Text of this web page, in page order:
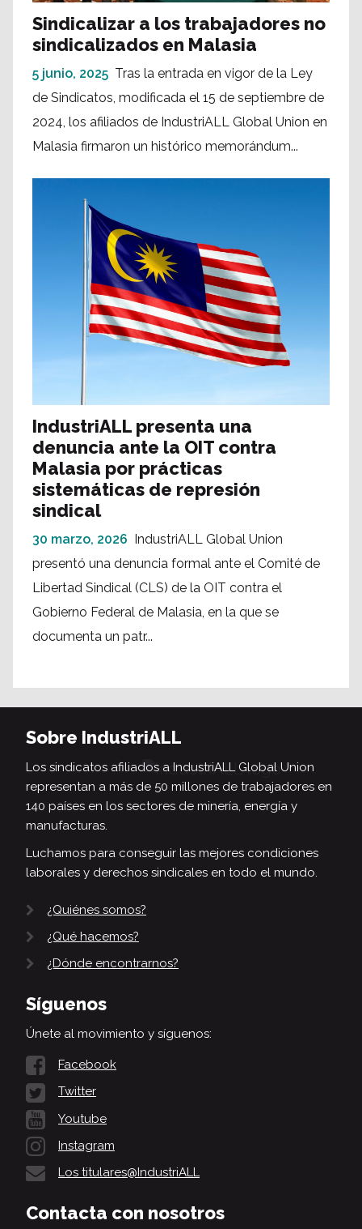
Sindicalizar a los trabajadores no
sindicalizados en Malasia
5 junio, 2025 Tras la entrada en vigor de la Ley
de Sindicatos, modificada el 15 de septiembre de
2024, los afiliados de IndustriALL Global Union en
Malasia firmaron un histórico memorándum...
IndustriALL presenta una
denuncia ante la OIT contra
Malasia por prácticas
sistemáticas de represión
sindical
30 marzo, 2026 IndustriALL Global Union
presentó una denuncia formal ante el Comité de
Libertad Sindical (CLS) de la OIT contra el
Gobierno Federal de Malasia, en la que se
documenta un patr...
Sobre IndustriALL
Los sindicatos afiliados a IndustriALL Global Union
representan a más de 50 millones de trabajadores en
140 países en los sectores de minería, energía y
manufacturas.
Luchamos para conseguir las mejores condiciones
laborales y derechos sindicales en todo el mundo.
¿Quiénes somos?
¿Qué hacemos?
¿Dónde encontrarnos?
Síguenos
Únete al movimiento y síguenos:
Facebook
Twitter
Youtube
Instagram
Los titulares@IndustriALL
Contacta con nosotros